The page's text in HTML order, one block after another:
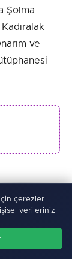
Şolma
ve
çerezler
verileriniz
Menü